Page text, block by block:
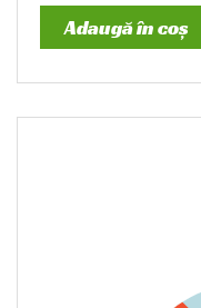
Adaugă în coș